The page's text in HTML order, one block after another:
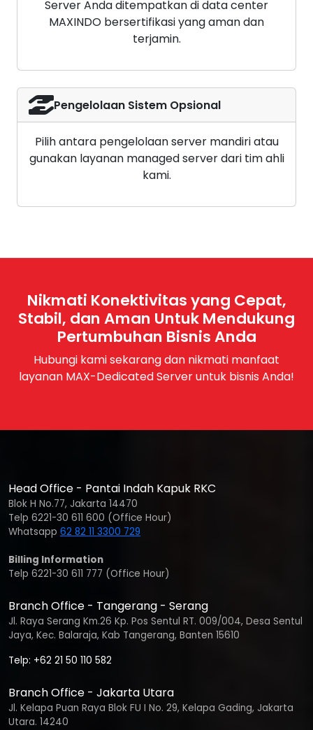
Server Anda ditempatkan di data center
MAXINDO bersertifikasi yang aman dan
terjamin.
Pengelolaan Sistem Opsional
Pilih antara pengelolaan server mandiri atau
gunakan layanan managed server dari tim ahli
kami.
Nikmati Konektivitas yang Cepat,
Stabil, dan Aman Untuk Mendukung
Pertumbuhan Bisnis Anda
Hubungi kami sekarang dan nikmati manfaat
layanan MAX-Dedicated Server untuk bisnis Anda!
Head Office - Pantai Indah Kapuk RKC
Blok H No.77, Jakarta 14470
Telp 6221-30 611 600 (Office Hour)
Whatsapp 62 82 11 3300 729
Billing Information
Telp 6221-30 611 777 (Office Hour)
Branch Office - Tangerang - Serang
Jl. Raya Serang Km.26 Kp. Pos Sentul RT. 009/004, Desa Sentul
Jaya, Kec. Balaraja, Kab Tangerang, Banten 15610
Telp: +62 21 50 110 582
Branch Office - Jakarta Utara
Jl. Kelapa Puan Raya Blok FU I No. 29, Kelapa Gading, Jakarta
Utara. 14240